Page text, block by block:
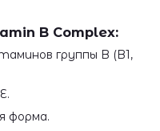
B Complex:
группы B (B1,
форма.